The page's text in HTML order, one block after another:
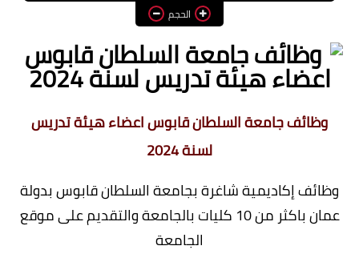
وظائف اعضاء هيئة تدريس
بالجامعات والمعاهد
اخبار
الحجم
وظائف جامعة السلطان قابوس اعضاء هيئة تدريس
لسنة 2024
وظائف إكاديمية شاغرة بجامعة السلطان قابوس بدولة
عمان باكثر من 10 كليات بالجامعة والتقديم على موقع
الجامعة